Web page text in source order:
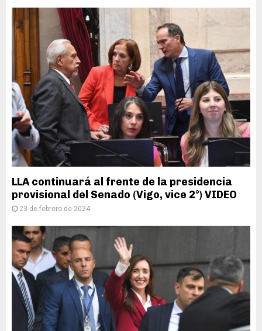
LLA continuará al frente de la presidencia
provisional del Senado (Vigo, vice 2°) VIDEO
23 de febrero de 2024